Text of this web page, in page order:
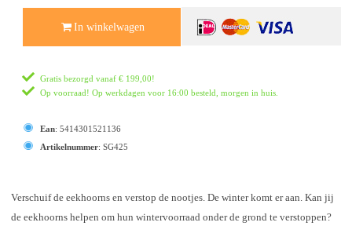
In winkelwagen
Gratis bezorgd vanaf € 199,00!
Op voorraad! Op werkdagen voor 16:00 besteld, morgen in huis.
Ean: 5414301521136
Artikelnummer: SG425
Verschuif de eekhoorns en verstop de nootjes. De winter komt er aan. Kan jij
de eekhoorns helpen om hun wintervoorraad onder de grond te verstoppen?